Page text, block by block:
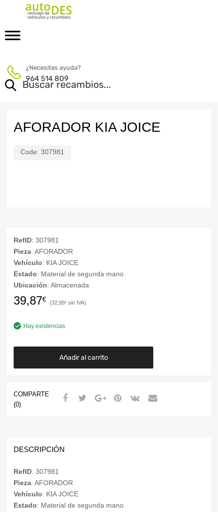
¿Necesitas ayuda?
964 514 809
AFORADOR KIA JOICE
Code: 307981
RefID: 307981
Pieza: AFORADOR
Vehículo: KIA JOICE
Estado: Material de segunda mano
Ubicación: Almacenada
39,87€ 32,95€
Hay existencias
Añadir al carrito
COMPARTE
(0)
DESCRIPCIÓN
RefID: 307981
Pieza: AFORADOR
Vehículo: KIA JOICE
Estado: Material de segunda mano